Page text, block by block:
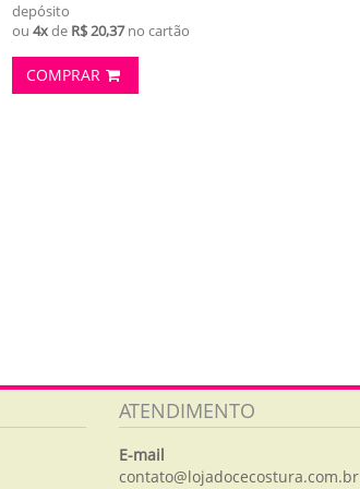
depósito
ou 4xde R$ 20,37no cartão
COMPRAR
ATENDIMENTO
E-mail
contato@lojadocecostura.com.br